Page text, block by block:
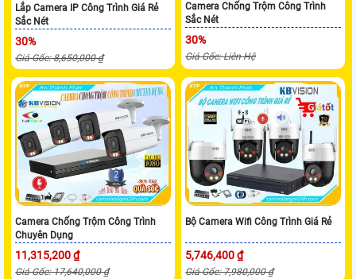
Lắp Camera IP Công Trình Giá Rẻ
Sắc Nét
30%
Giá Gốc: 8,650,000 ₫
Camera Chống Trộm Công Trình
Sắc Nét
30%
Giá Gốc: Liên Hệ
Camera Chống Trộm Công Trình
Chuyên Dụng
11,315,200 ₫
Giá Gốc: 17,640,000 ₫
Bộ Camera Wifi Công Trình Giá Rẻ
5,746,400 ₫
Giá Gốc: 7,980,000 ₫